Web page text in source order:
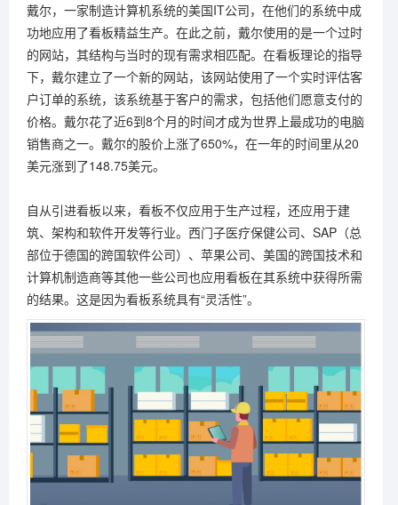
戴尔，一家制造计算机系统的美国IT公司，在他们的系统中成
功地应用了看板精益生产。在此之前，戴尔使用的是一个过时
的网站，其结构与当时的现有需求相匹配。在看板理论的指导
下，戴尔建立了一个新的网站，该网站使用了一个实时评估客
户订单的系统，该系统基于客户的需求，包括他们愿意支付的
价格。戴尔花了近6到8个月的时间才成为世界上最成功的电脑
销售商之一。戴尔的股价上涨了650%，在一年的时间里从20
美元涨到了148.75美元。
自从引进看板以来，看板不仅应用于生产过程，还应用于建
筑、架构和软件开发等行业。西门子医疗保健公司、SAP（总
部位于德国的跨国软件公司）、苹果公司、美国的跨国技术和
计算机制造商等其他一些公司也应用看板在其系统中获得所需
的结果。这是因为看板系统具有“灵活性”。